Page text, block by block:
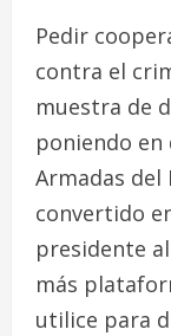
Pedir
contra el
muestra de
poniendo en
Armadas del
convertido
presidente
más
utilice para